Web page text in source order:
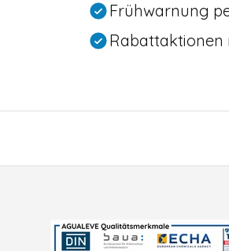
Frühwarnung
Rabattaktionen